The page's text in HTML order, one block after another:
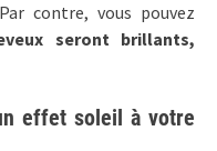
contre, vous pouvez
seront brillants,
effet soleil à votre